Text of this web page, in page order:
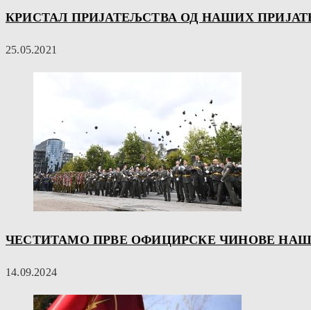
КРИСТАЛ ПРИЈАТЕЉСТВА ОД НАШИХ
25.05.2021
ЧЕСТИТАМО ПРВЕ ОФИЦИРСКЕ ЧИНОВЕ
14.09.2024